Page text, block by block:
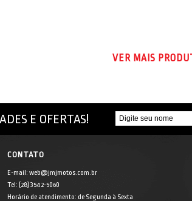
VER MAIS
E OFERTAS!
CONTATO
E-mail: web@jmjmotos.com.br
Tel: [28] 3542-5060
Horário de atendimento: de Segunda à Sexta